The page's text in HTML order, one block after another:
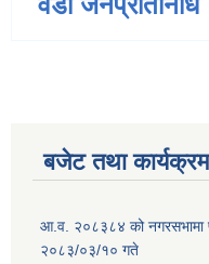
बजेट तथा कार्यक्रम
आ.व. २०८३८४ को नगरसभामा
२०८३/०३/१० गते